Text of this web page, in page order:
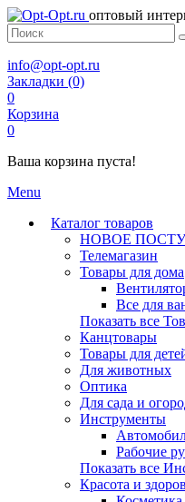
оптовый
info@opt-opt.ru
Закладки (0)
0
Корзина
0
Ваша корзина пуста!
Menu
Каталог товаров
НОВОЕ
Телемагазин
Товары для дома
Все для
Показать все
Канцтовары
Товары для
Для животных
Оптика
Для сада и
Инструменты
Рабочие
Показать все
Красота и